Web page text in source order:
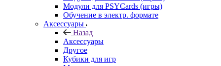
Модули для PSYCards (игры)
Обучение в электр. формате
Аксессуары
Назад
Аксессуары
Другое
Кубики для игр